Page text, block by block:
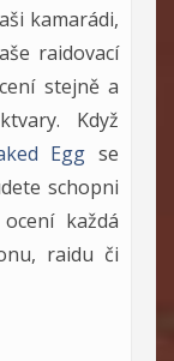
kamarádi,
raidovací
stejně a
Když
Egg se
schopni
každá
raidu či